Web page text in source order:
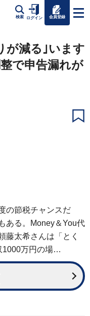
検索 ログイン 会員登録
が減る｣います
で申告漏れが
の節税チャンスだ
ある。Money＆You代
藤太希さんは「とく
1000万円の場…